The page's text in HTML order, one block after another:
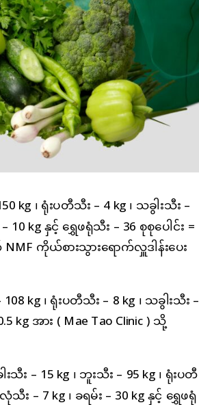
kg ၊ ရုံးပတီသီး – 4 kg ၊ သခွါးသီး –
10 kg နှင့် ရွှေဖရုံသီး – 36 စုစုပေါင်း =
ကိုယ်စားသွားရောက်လှူဒါန်းပေး
kg ၊ ရုံးပတီသီး – 8 kg ၊ သခွါးသီး –
kg အား ( Mae Tao Clinic ) သို့
း – 15 kg ၊ ဘူးသီး – 95 kg ၊ ရုံးပတီ
သီး – 7 kg ၊ ခရမ်း – 30 kg နှင့် ရွှေဖရုံ